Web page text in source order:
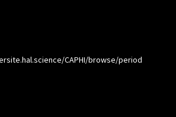
CAPHI/browse/period